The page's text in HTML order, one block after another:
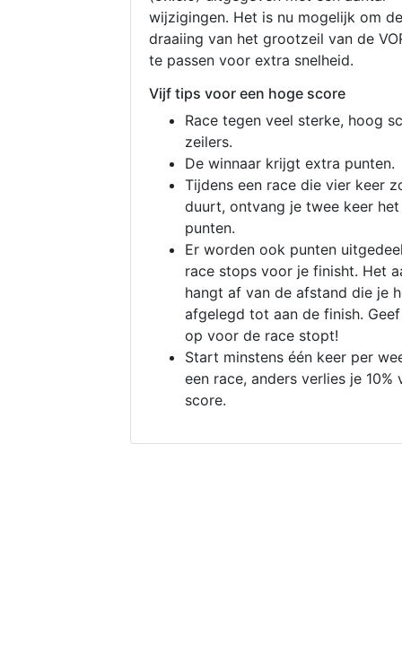
wijzigingen. Het is nu mogelijk om de
draaiing van het grootzeil van de
te passen voor extra snelheid.
Vijf tips voor een hoge score
Race tegen veel sterke, hoog
zeilers.
De winnaar krijgt extra punten.
Tijdens een race die vier keer
duurt, ontvang je twee keer
punten.
Er worden ook punten
race stops voor je finisht. Het
hangt af van de afstand die je
afgelegd tot aan de finish.
op voor de race stopt!
Start minstens één keer per
een race, anders verlies je 10%
score.